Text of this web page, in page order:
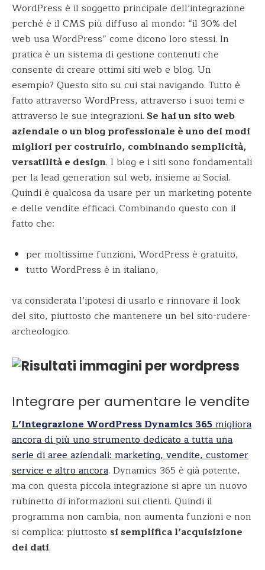
WordPress è il soggetto principale dell’integrazione
perché è il CMS più diffuso al mondo: “il 30% del
web usa WordPress” come dicono loro stessi. In
pratica è un sistema di gestione contenuti che
consente di creare ottimi siti web e blog. Un
esempio? Questo sito su cui stai navigando. Tutto è
fatto attraverso WordPress, attraverso i suoi temi e
attraverso le sue integrazioni. Se hai un sito web
aziendale o un blog professionale è uno dei modi
migliori per costruirlo, combinando semplicità,
versatilità e design. I blog e i siti sono fondamentali
per la lead generation sul web, insieme ai Social.
Quindi è qualcosa da usare per un marketing potente
e delle vendite efficaci. Combinando questo con il
fatto che:
per moltissime funzioni, WordPress è gratuito,
tutto WordPress è in italiano,
va considerata l’ipotesi di usarlo e rinnovare il look
del sito, piuttosto che mantenere un bel sito-rudere-
archeologico.
Integrare per aumentare le vendite
L’integrazione WordPress Dynamics 365migliora
ancora di più uno strumento dedicato a tutta una
serie di aree aziendali: marketing, vendite, customer
service e altro ancora. Dynamics 365 è già potente,
ma con questa piccola integrazione si apre un nuovo
rubinetto di informazioni sui clienti. Quindi il
programma non cambia, non aumenta funzioni e non
si complica: piuttosto si semplifica l’acquisizione
dei dati.